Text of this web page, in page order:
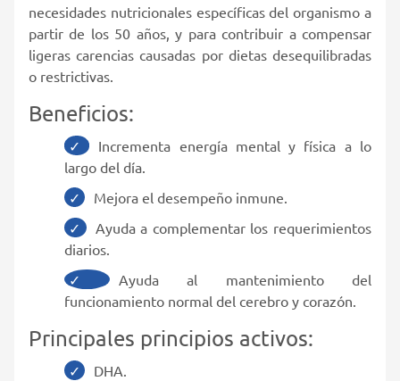
necesidades nutricionales específicas del organismo a
partir de los 50 años, y para contribuir a compensar
ligeras carencias causadas por dietas desequilibradas
o restrictivas.
Beneficios:
Incrementa energía mental y física a lo
largo del día.
Mejora el desempeño inmune.
Ayuda a complementar los requerimientos
diarios.
Ayuda al mantenimiento del
funcionamiento normal del cerebro y corazón.
Principales principios activos:
DHA.